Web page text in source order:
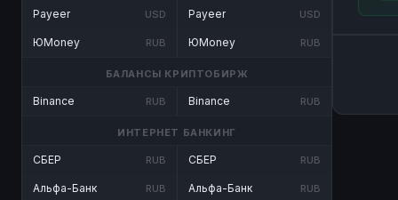
Payeer USD
ЮMoney RUB
Payeer USD
ЮMoney RUB
БАЛАНСЫ КРИПТОБИРЖ
Binance RUB Binance RUB
ИНТЕРНЕТ БАНКИНГ
СБЕР RUB
Альфа-Банк RUB
СБЕР RUB
Альфа-Банк RUB